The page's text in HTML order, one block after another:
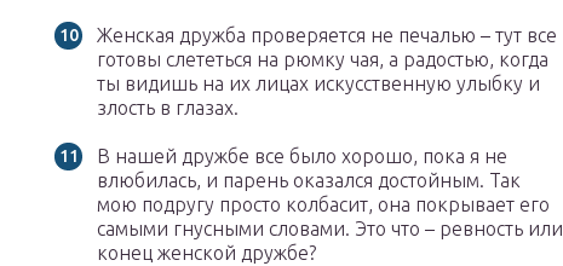
Женская дружба проверяется не печалью – тут все
готовы слететься на рюмку чая, а радостью, когда
ты видишь на их лицах искусственную улыбку и
злость в глазах.
В нашей дружбе все было хорошо, пока я не
влюбилась, и парень оказался достойным. Так
мою подругу просто колбасит, она покрывает его
самыми гнусными словами. Это что – ревность или
конец женской дружбе?